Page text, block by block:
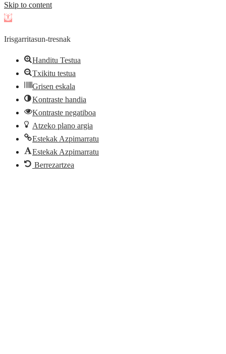
Skip to content
Open
Irisgarritasun-tresnak
Handitu Testua
Txikitu testua
Grisen eskala
Kontraste handia
Kontraste negatiboa
Atzeko plano argia
Estekak Azpimarratu
Estekak Azpimarratu
Berrezartzea